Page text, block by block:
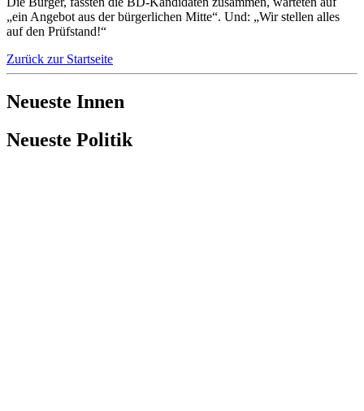
„ein Angebot aus der bürgerlichen Mitte“. Und: „Wir stellen alles
auf den Prüfstand!“
Zurück zur Startseite
Neueste Innen
Neueste Politik